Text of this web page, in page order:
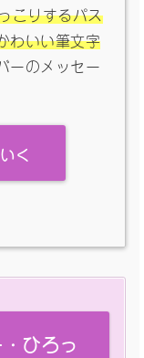
こりするパス
わいい筆文字
ーのメッセー
く
ひろっ